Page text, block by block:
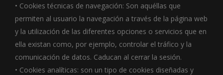
• Cookies técnicas de navegación: Son aquéllas que
permiten al usuario la navegación a través de la página web
y la utilización de las diferentes opciones o servicios que en
ella existan como, por ejemplo, controlar el tráfico y la
comunicación de datos. Caducan al cerrar la sesión.
• Cookies analíticas: son un tipo de cookies diseñadas y